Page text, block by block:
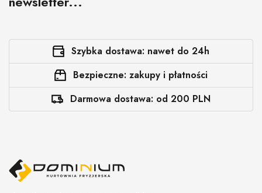
Szybka dostawa: nawet do 24h
Bezpieczne: zakupy i płatności
Darmowa dostawa: od 200 PLN